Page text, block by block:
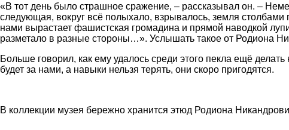
«В тот день было страшное сражение, – рассказывал он. –
следующая, вокруг всё полыхало, взрывалось, земля
нами вырастает фашистская громадина и прямой наводкой
разметало в разные стороны…». Услышать такое от Родиона
Больше говорил, как ему удалось среди этого пекла ещё
будет за нами, а навыки нельзя терять, они скоро пригодятся.
В коллекции музея бережно хранится этюд Родиона